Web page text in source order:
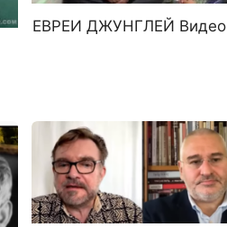
ЕВРЕИ ДЖУНГЛЕЙ Видео